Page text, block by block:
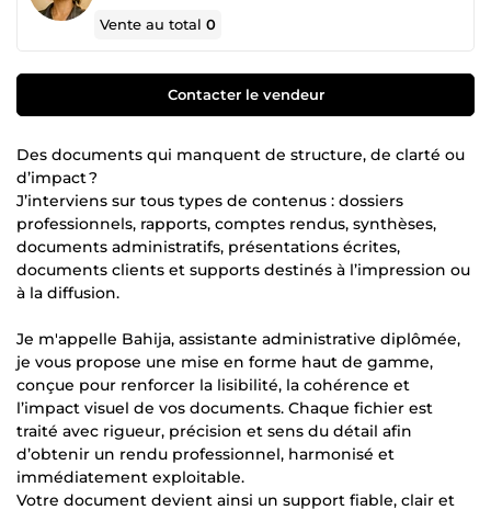
Vente au total0
Contacter le vendeur
Des documents qui manquent de structure, de clarté ou
d’impact ?
J’interviens sur tous types de contenus : dossiers
professionnels, rapports, comptes rendus, synthèses,
documents administratifs, présentations écrites,
documents clients et supports destinés à l’impression ou
à la diffusion.
Je m'appelle Bahija, assistante administrative diplômée,
je vous propose une mise en forme haut de gamme,
conçue pour renforcer la lisibilité, la cohérence et
l’impact visuel de vos documents. Chaque fichier est
traité avec rigueur, précision et sens du détail afin
d’obtenir un rendu professionnel, harmonisé et
immédiatement exploitable.
Votre document devient ainsi un support fiable, clair et